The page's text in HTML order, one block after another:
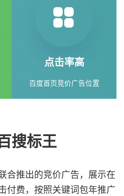
点击率高
百度首页竞价广告位置
搜标王
推出的竞价广告，展示在
付费，按照关键词包年推广